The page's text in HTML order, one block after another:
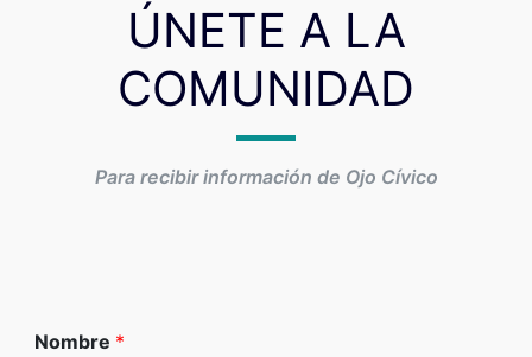
ÚNETE A LA
COMUNIDAD
Para recibir información de Ojo Cívico
Nombre *